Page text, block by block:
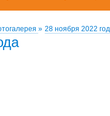
» 28 ноября 2022